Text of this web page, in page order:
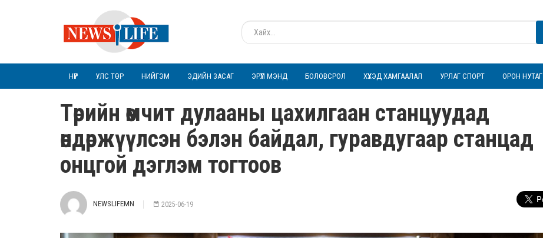
НҮҮР УЛС ТӨР НИЙГЭМ ЭДИЙН ЗАСАГ ЭРҮҮЛ МЭНД БОЛОВСРОЛ ХҮҮХЭД ХАМГААЛАЛ УРЛАГ СПОРТ ОРОН НУТАГ
Төрийн өмчит дулааны цахилгаан станцуудад
өндөржүүлсэн бэлэн байдал, гуравдугаар станцад
онцгой дэглэм тогтоов
NEWSLIFEMN 2025-06-19